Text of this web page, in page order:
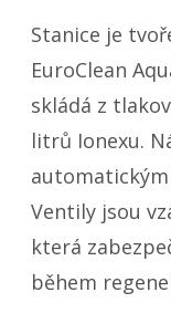
Stanice je
EuroClean
skládá z
litrů Ionexu.
Ventily jsou
která
během